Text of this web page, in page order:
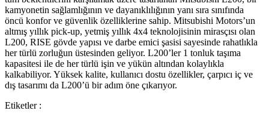
kamyonetin sağlamlığının ve dayanıklılığının yanı sıra sınıfında
öncü konfor ve güvenlik özelliklerine sahip. Mitsubishi Motors’un
altmış yıllık pick-up, yetmiş yıllık 4x4 teknolojisinin mirasçısı olan
L200, RISE gövde yapısı ve darbe emici şasisi sayesinde rahatlıkla
her türlü zorluğun üstesinden geliyor. L200’ler 1 tonluk taşıma
kapasitesi ile de her türlü işin ve yükün altından kolaylıkla
kalkabiliyor. Yüksek kalite, kullanıcı dostu özellikler, çarpıcı iç ve
dış tasarımı da L200’ü bir adım öne çıkarıyor.
Etiketler :